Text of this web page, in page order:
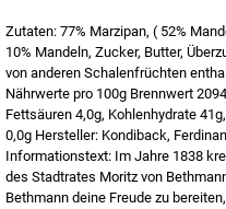
Zutaten: 77% Marzipan, ( 52%
10% Mandeln, Zucker, Butter,
von anderen Schalenfrüchten
Nährwerte pro 100g Brennwert
Fettsäuren 4,0g, Kohlenhydrate
0,0g Hersteller: Kondiback,
Informationstext: Im Jahre 1838
des Stadtrates Moritz von
Bethmann deine Freude zu